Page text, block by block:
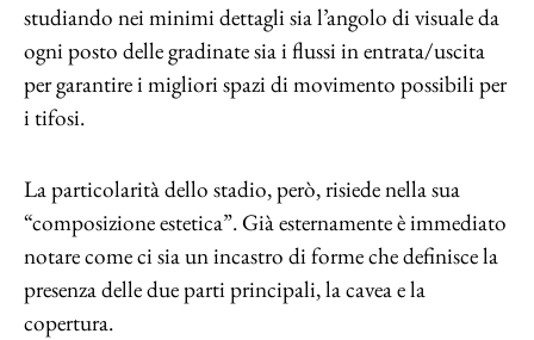
studiando nei minimi dettagli sia l’angolo di visuale da
ogni posto delle gradinate sia i flussi in entrata/uscita
per garantire i migliori spazi di movimento possibili per
i tifosi.
La particolarità dello stadio, però, risiede nella sua
“composizione estetica”. Già esternamente è immediato
notare come ci sia un incastro di forme che definisce la
presenza delle due parti principali, la cavea e la
copertura.